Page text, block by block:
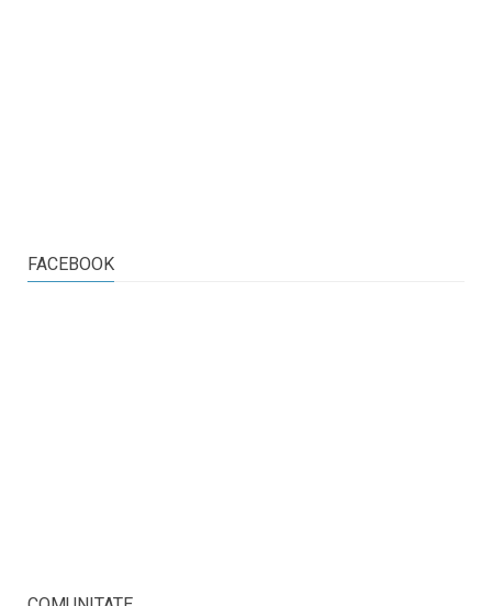
FACEBOOK